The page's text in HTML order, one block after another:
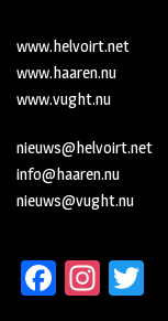
www.helvoirt.net
www.haaren.nu
www.vught.nu
nieuws@helvoirt.net
info@haaren.nu
nieuws@vught.nu
Fa In